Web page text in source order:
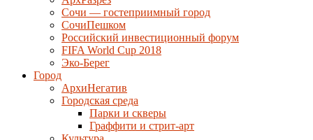
Сочи — гостеприимный город
СочиПешком
Российский инвестиционный форум
FIFA World Cup 2018
Эко-Берег
Город
АрхиНегатив
Городская среда
Парки и скверы
Граффити и стрит-арт